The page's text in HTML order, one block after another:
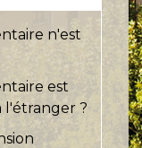
n'est
est
l'étranger ?